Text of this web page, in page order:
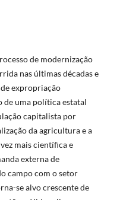
de modernização
nas últimas décadas e
expropriação
de uma política estatal
capitalista por
da agricultura e a
mais científica e
externa de
campo com o setor
se alvo crescente de